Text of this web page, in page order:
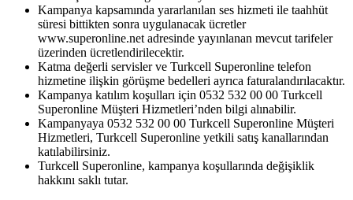
Kampanya kapsamında yararlanılan ses hizmeti ile taahhüt
süresi bittikten sonra uygulanacak ücretler
www.superonline.net adresinde yayınlanan mevcut tarifeler
üzerinden ücretlendirilecektir.
Katma değerli servisler ve Turkcell Superonline telefon
hizmetine ilişkin görüşme bedelleri ayrıca faturalandırılacaktır.
Kampanya katılım koşulları için 0532 532 00 00 Turkcell
Superonline Müşteri Hizmetleri’nden bilgi alınabilir.
Kampanyaya 0532 532 00 00 Turkcell Superonline Müşteri
Hizmetleri, Turkcell Superonline yetkili satış kanallarından
katılabilirsiniz.
Turkcell Superonline, kampanya koşullarında değişiklik
hakkını saklı tutar.